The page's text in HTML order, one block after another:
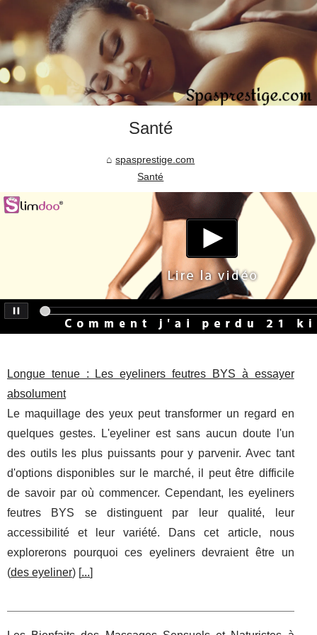
Santé
spasprestige.com
Santé
Longue tenue : Les eyeliners feutres BYS à essayer
absolument
Le maquillage des yeux peut transformer un regard en
quelques gestes. L'eyeliner est sans aucun doute l'un
des outils les plus puissants pour y parvenir. Avec tant
d'options disponibles sur le marché, il peut être difficile
de savoir par où commencer. Cependant, les eyeliners
feutres BYS se distinguent par leur qualité, leur
accessibilité et leur variété. Dans cet article, nous
explorerons pourquoi ces eyeliners devraient être un
(des eyeliner) [...]